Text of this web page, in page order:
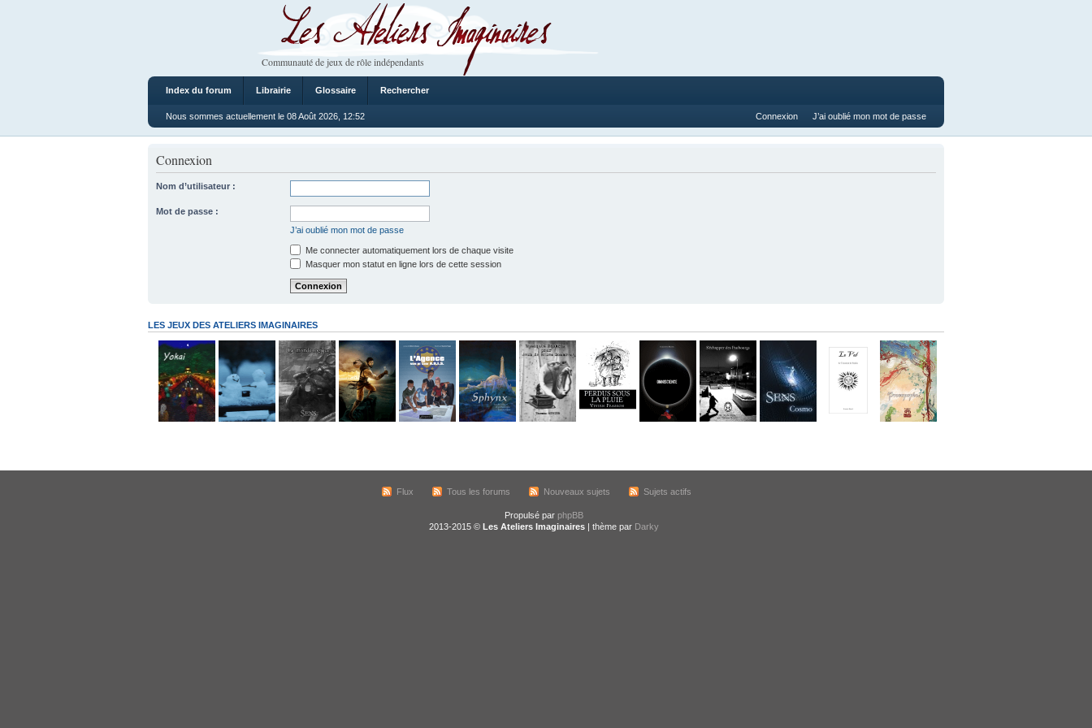
Les Ateliers Imaginaires
Communauté de jeux de rôle indépendants
Index du forum Librairie Glossaire Rechercher
Nous sommes actuellement le 08 Août 2026, 12:52 Connexion J’ai oublié mon mot de passe
Connexion
Nom d’utilisateur :
Mot de passe :
J’ai oublié mon mot de passe
Me connecter automatiquement lors de chaque visite
Masquer mon statut en ligne lors de cette session
LES JEUX DES ATELIERS IMAGINAIRES
Flux Tous les forums Nouveaux sujets Sujets actifs
Propulsé par phpBB
2013-2015 © Les Ateliers Imaginaires | thème par Darky